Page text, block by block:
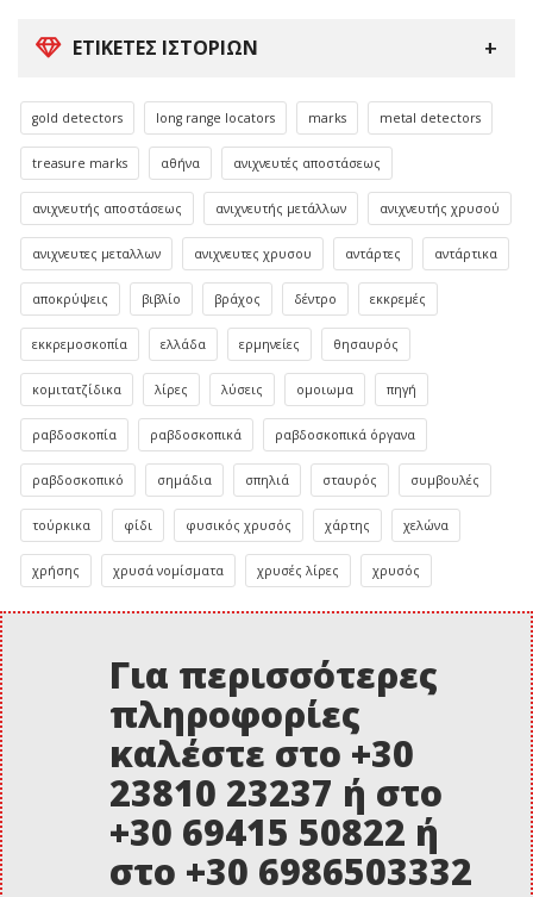
ΕΤΙΚΈΤΕΣ ΙΣΤΟΡΙΏΝ
gold detectors long range locators marks metal detectors
treasure marks αθήνα ανιχνευτές αποστάσεως
ανιχνευτής αποστάσεως ανιχνευτής μετάλλων ανιχνευτής χρυσού
ανιχνευτες μεταλλων ανιχνευτες χρυσου αντάρτες αντάρτικα
αποκρύψεις βιβλίο βράχος δέντρο εκκρεμές
εκκρεμοσκοπία ελλάδα ερμηνείες θησαυρός
κομιτατζίδικα λίρες λύσεις ομοιωμα πηγή
ραβδοσκοπία ραβδοσκοπικά ραβδοσκοπικά όργανα
ραβδοσκοπικό σημάδια σπηλιά σταυρός συμβουλές
τούρκικα φίδι φυσικός χρυσός χάρτης χελώνα
χρήσης χρυσά νομίσματα χρυσές λίρες χρυσός
Για περισσότερες
πληροφορίες
καλέστε στο +30
23810 23237 ή στο
+30 69415 50822 ή
στο +30 6986503332